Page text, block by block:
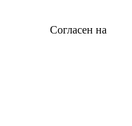
Согласен на